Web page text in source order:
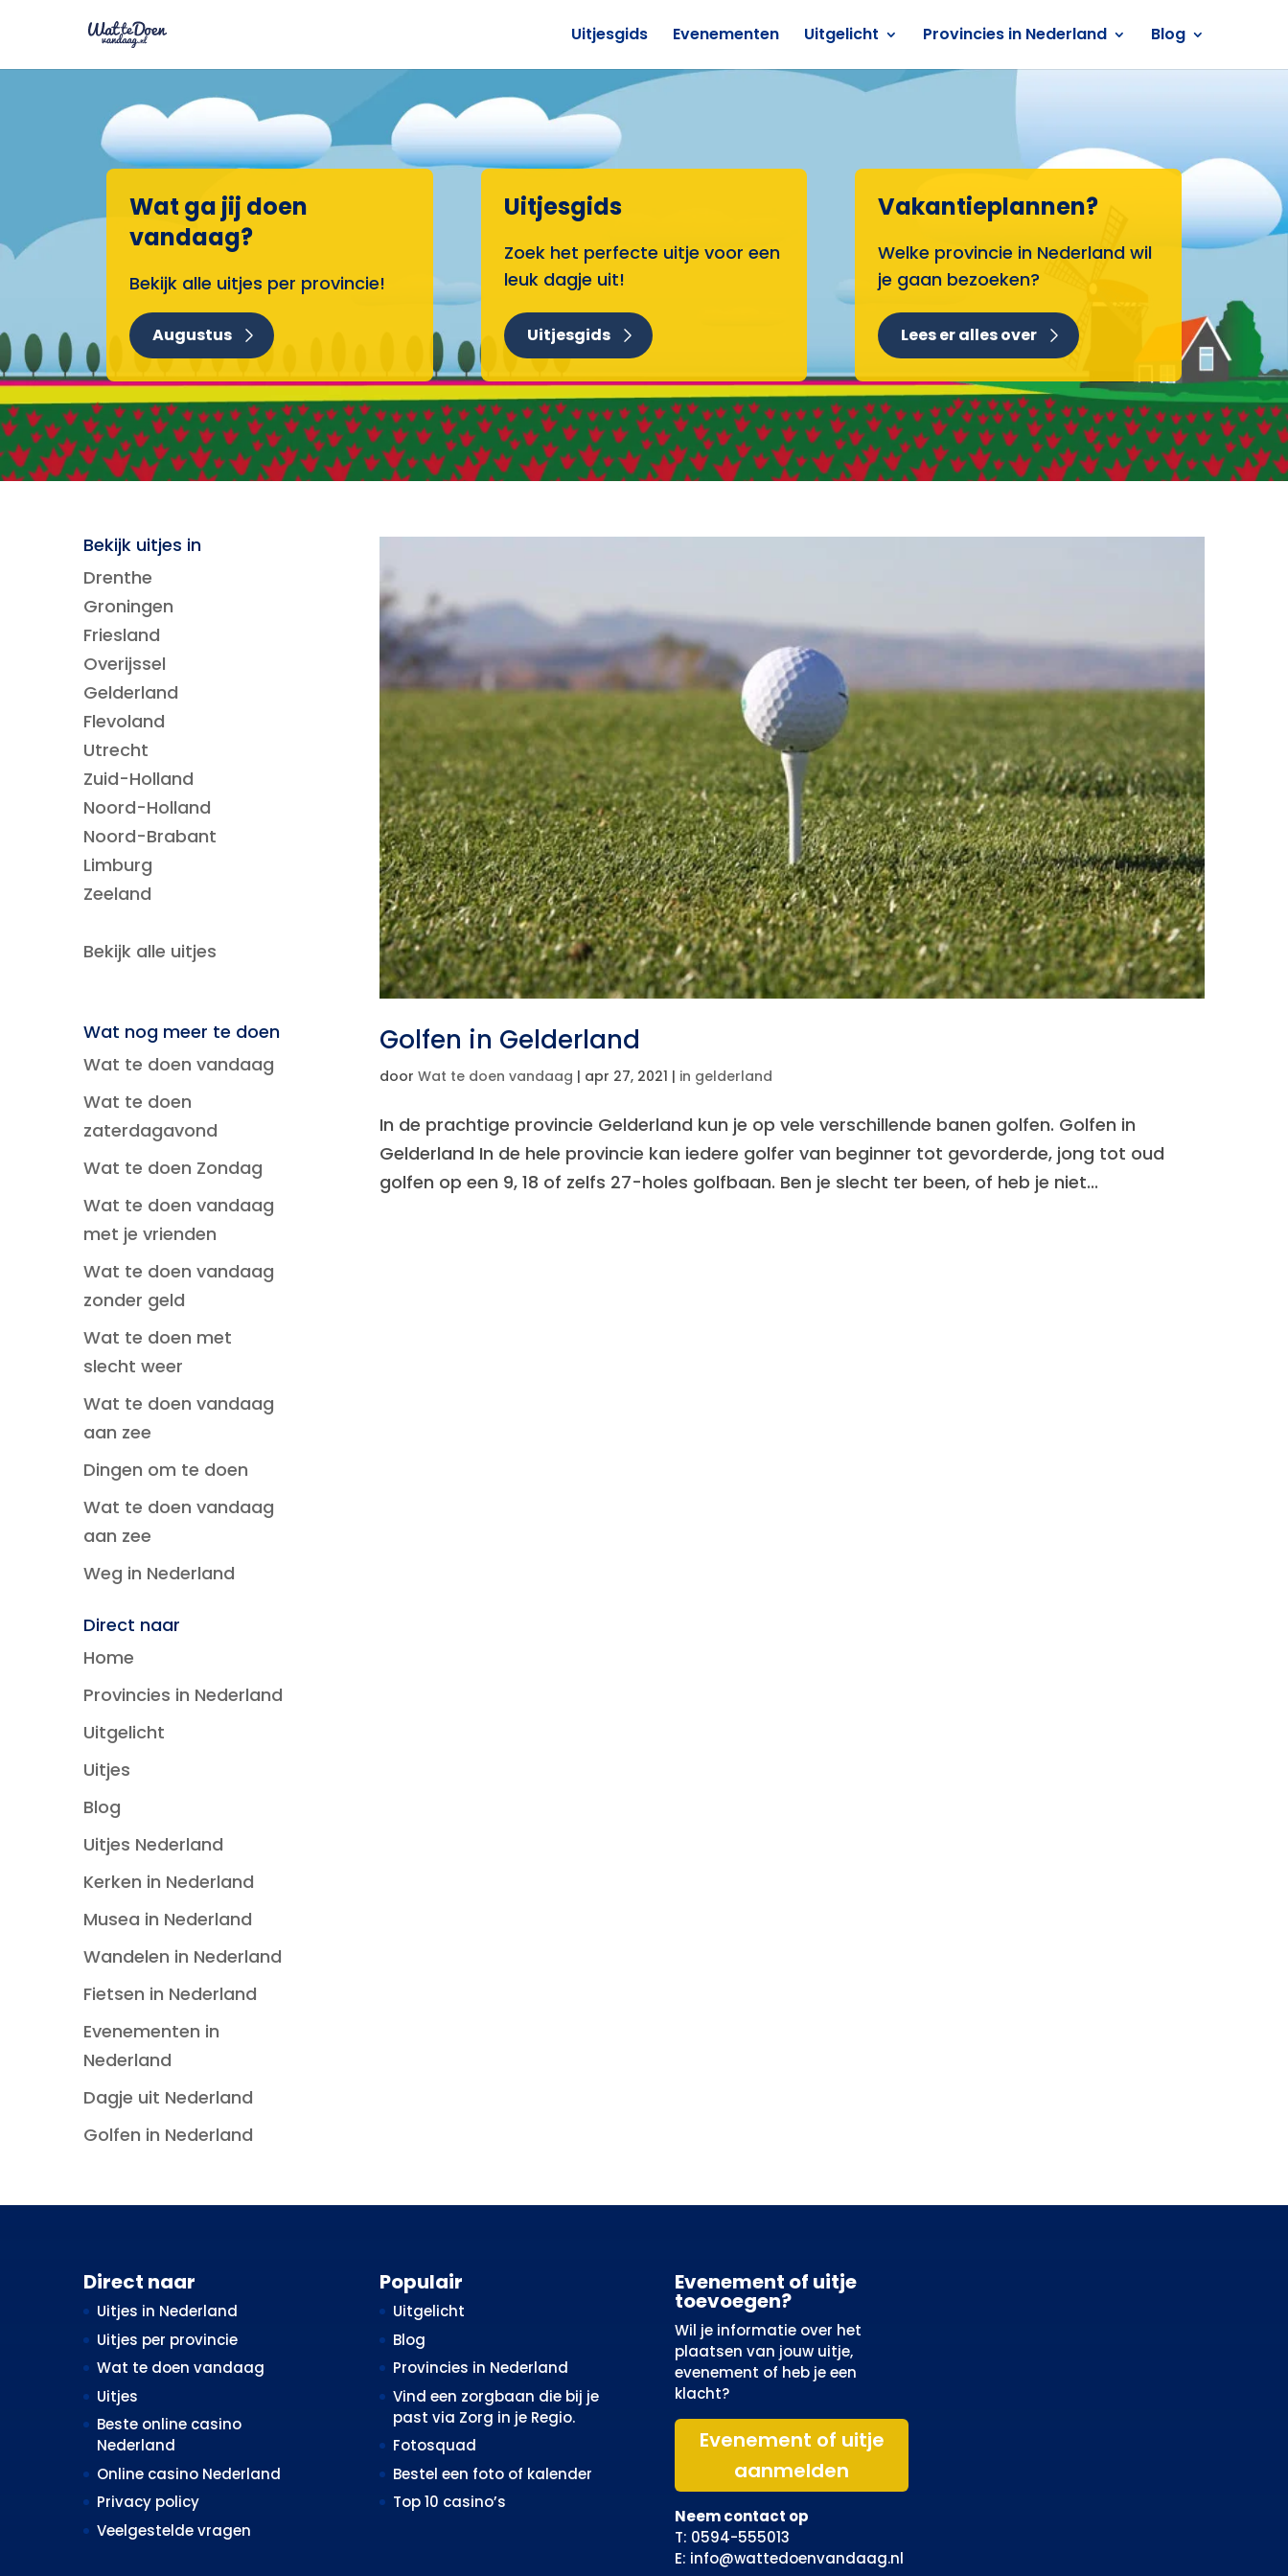
Uitjesgids Evenementen Uitgelicht Provincies in Nederland Blog
Wat ga jij doen
vandaag?
Bekijk alle uitjes per provincie!
Augustus
Uitjesgids
Zoek het perfecte uitje voor een
leuk dagje uit!
Uitjesgids
Vakantieplannen?
Welke provincie in Nederland wil
je gaan bezoeken?
Lees er alles over
Golfen in Gelderland
door Wat te doen vandaag | apr 27, 2021 | in gelderland
In de prachtige provincie Gelderland kun je op vele verschillende banen golfen. Golfen in
Gelderland In de hele provincie kan iedere golfer van beginner tot gevorderde, jong tot oud
golfen op een 9, 18 of zelfs 27-holes golfbaan. Ben je slecht ter been, of heb je niet...
Bekijk uitjes in
Drenthe
Groningen
Friesland
Overijssel
Gelderland
Flevoland
Utrecht
Zuid-Holland
Noord-Holland
Noord-Brabant
Limburg
Zeeland
Bekijk alle uitjes
Wat nog meer te doen
Wat te doen vandaag
Wat te doen
zaterdagavond
Wat te doen Zondag
Wat te doen vandaag
met je vrienden
Wat te doen vandaag
zonder geld
Wat te doen met
slecht weer
Wat te doen vandaag
aan zee
Dingen om te doen
Wat te doen vandaag
aan zee
Weg in Nederland
Direct naar
Home
Provincies in Nederland
Uitgelicht
Uitjes
Blog
Uitjes Nederland
Kerken in Nederland
Musea in Nederland
Wandelen in Nederland
Fietsen in Nederland
Evenementen in
Nederland
Dagje uit Nederland
Golfen in Nederland
Direct naar
Uitjes in Nederland
Uitjes per provincie
Wat te doen vandaag
Uitjes
Beste online casino
Nederland
Online casino Nederland
Privacy policy
Veelgestelde vragen
Populair
Uitgelicht
Blog
Provincies in Nederland
Vind een zorgbaan die bij je
past via Zorg in je Regio.
Fotosquad
Bestel een foto of kalender
Top 10 casino’s
Evenement of uitje
toevoegen?
Wil je informatie over het
plaatsen van jouw uitje,
evenement of heb je een
klacht?
Evenement of uitje
aanmelden
Neem contact op
T: 0594-555013
E: info@wattedoenvandaag.nl